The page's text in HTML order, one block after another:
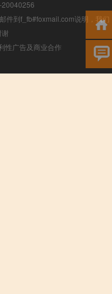
20040256
件到f_fb#foxmail.com说明，我们
性广告及商业合作